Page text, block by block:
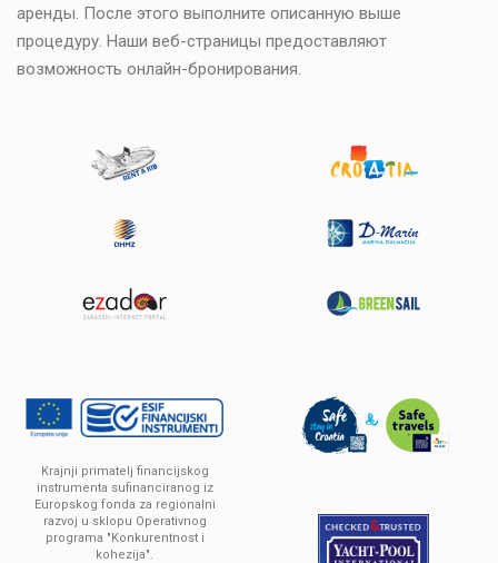
аренды. После этого выполните описанную выше
процедуру. Наши веб-страницы предоставляют
возможность онлайн-бронирования.
Krajnji primatelj financijskog
instrumenta sufinanciranog iz
Europskog fonda za regionalni
razvoj u sklopu Operativnog
programa "Konkurentnost i
kohezija".